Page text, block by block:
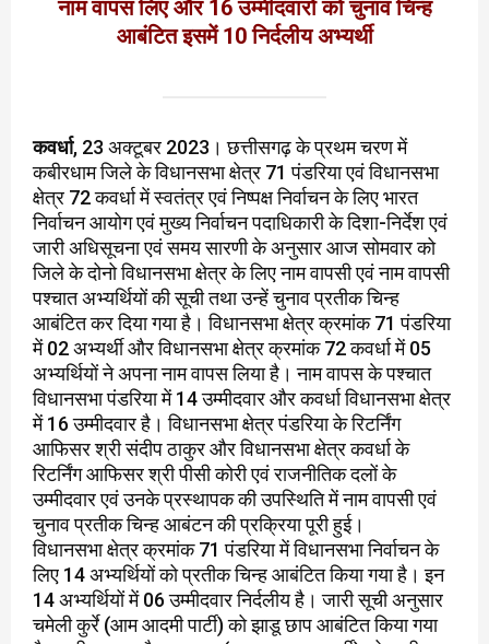
नाम वापस लिए और 16 उम्मीदवारों को चुनाव चिन्ह
आबंटित इसमें 10 निर्दलीय अभ्यर्थी
कवर्धा, 23 अक्टूबर 2023। छत्तीसगढ़ के प्रथम चरण में
कबीरधाम जिले के विधानसभा क्षेत्र 71 पंडरिया एवं विधानसभा
क्षेत्र 72 कवर्धा में स्वतंत्र एवं निष्पक्ष निर्वाचन के लिए भारत
निर्वाचन आयोग एवं मुख्य निर्वाचन पदाधिकारी के दिशा-निर्देश एवं
जारी अधिसूचना एवं समय सारणी के अनुसार आज सोमवार को
जिले के दोनो विधानसभा क्षेत्र के लिए नाम वापसी एवं नाम वापसी
पश्चात अभ्यर्थियों की सूची तथा उन्हें चुनाव प्रतीक चिन्ह
आबंटित कर दिया गया है। विधानसभा क्षेत्र क्रमांक 71 पंडरिया
में 02 अभ्यर्थी और विधानसभा क्षेत्र क्रमांक 72 कवर्धा में 05
अभ्यर्थियों ने अपना नाम वापस लिया है। नाम वापस के पश्चात
विधानसभा पंडरिया में 14 उम्मीदवार और कवर्धा विधानसभा क्षेत्र
में 16 उम्मीदवार है। विधानसभा क्षेत्र पंडरिया के रिटर्निंग
आफिसर श्री संदीप ठाकुर और विधानसभा क्षेत्र कवर्धा के
रिटर्निंग आफिसर श्री पीसी कोरी एवं राजनीतिक दलों के
उम्मीदवार एवं उनके प्रस्थापक की उपस्थिति में नाम वापसी एवं
चुनाव प्रतीक चिन्ह आबंटन की प्रक्रिया पूरी हुई।
विधानसभा क्षेत्र क्रमांक 71 पंडरिया में विधानसभा निर्वाचन के
लिए 14 अभ्यर्थियों को प्रतीक चिन्ह आबंटित किया गया है। इन
14 अभ्यर्थियों में 06 उम्मीदवार निर्दलीय है। जारी सूची अनुसार
चमेली कुर्रे (आम आदमी पार्टी) को झाडू छाप आबंटित किया गया